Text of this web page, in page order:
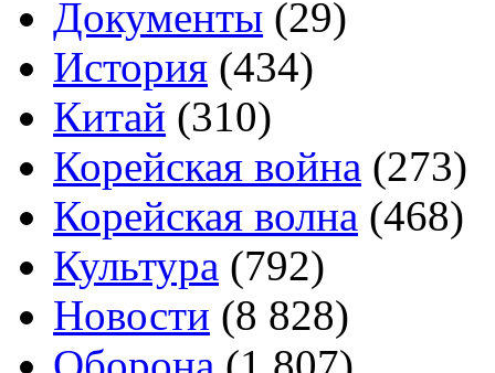
Документы (29)
История (434)
Китай (310)
Корейская война (273)
Корейская волна (468)
Культура (792)
Новости (8 828)